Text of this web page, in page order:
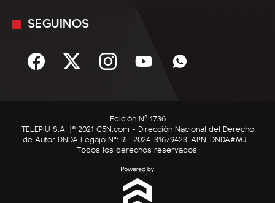
Sociedad
C5N Autos
RatingCero
Mediakit
Términos y condiciones
SEGUINOS
Edición Nº 1736
TELEPIU S.A. |© 2021 C5N.com - Dirección Nacional del Derecho
de Autor DNDA Legajo N°: RL-2024-31679423-APN-DNDA#MJ -
Todos los derechos reservados.